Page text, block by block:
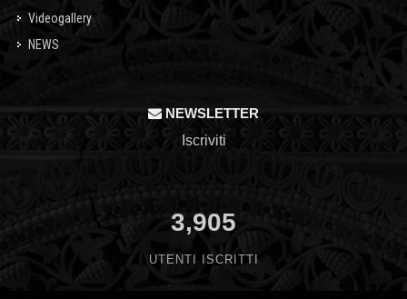
Videogallery
NEWS
NEWSLETTER
Iscriviti
3,905
UTENTI ISCRITTI